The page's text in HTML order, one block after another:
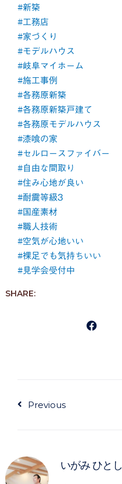
#新築
#工務店
#家づくり
#モデルハウス
#岐阜マイホーム
#施工事例
#各務原新築
#各務原新築戸建て
#各務原モデルハウス
#漆喰の家
#セルロースファイバー
#自由な間取り
#住み心地が良い
#耐震等級3
#国産素材
#職人技術
#空気が心地いい
#裸足でも気持ちいい
#見学会受付中
SHARE:
Previous
いがみ ひとし